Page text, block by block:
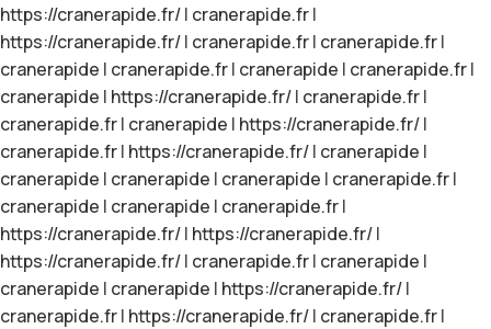
https://cranerapide.fr/| cranerapide.fr|
https://cranerapide.fr/| cranerapide.fr| cranerapide.fr|
cranerapide | cranerapide.fr| cranerapide | cranerapide.fr|
cranerapide | https://cranerapide.fr/| cranerapide.fr|
cranerapide.fr| cranerapide | https://cranerapide.fr/|
cranerapide.fr| https://cranerapide.fr/| cranerapide |
cranerapide | cranerapide | cranerapide | cranerapide.fr|
cranerapide | cranerapide | cranerapide.fr|
https://cranerapide.fr/| https://cranerapide.fr/|
https://cranerapide.fr/| cranerapide.fr| cranerapide |
cranerapide | cranerapide | https://cranerapide.fr/|
cranerapide.fr| https://cranerapide.fr/| cranerapide.fr|